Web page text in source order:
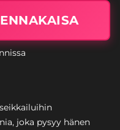
joka pysyy hänen